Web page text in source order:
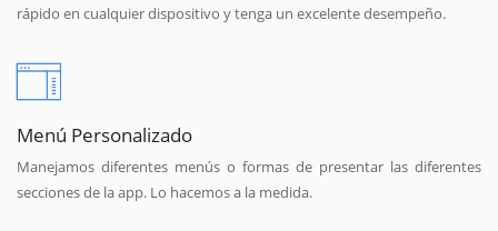
rápido en cualquier dispositivo y tenga un excelente desempeño.
Menú Personalizado
Manejamos diferentes menús o formas de presentar las diferentes
secciones de la app. Lo hacemos a la medida.